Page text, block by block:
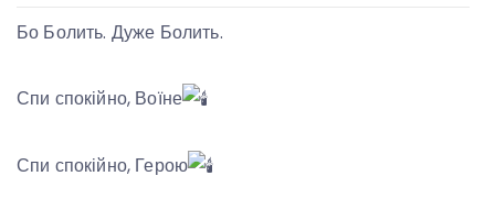
Бо Болить. Дуже Болить.
Спи спокійно, Воїне
Спи спокійно, Герою